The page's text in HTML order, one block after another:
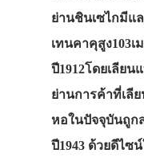
ย่านชินเซไกมี
เทนคาคุสูง103
ปี1912โดยเลีย
ย่านการค้าที่เลี
หอในปัจจุบันถูก
ปี1943 ด้วยดีไซ